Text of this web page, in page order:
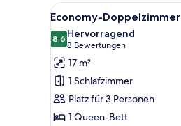
Alle
Fotos
für
Economy-
Doppelzimmer
anzeigen
4
Economy-Doppelzimmer
8,68,6 von 10
Hervorragend
8 Bewertungen
(8
Bewertungen)
17 m²
1 Schlafzimmer
Platz für 3 Personen
1 Queen-Bett